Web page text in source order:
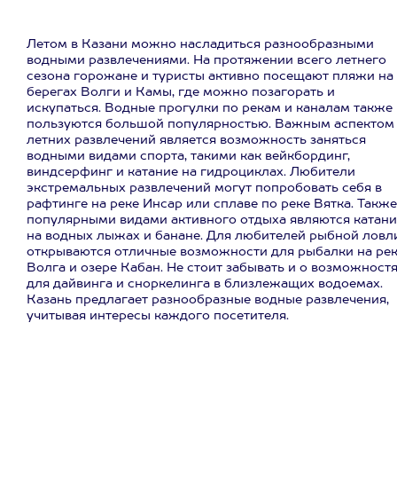
Летом в Казани можно насладиться разнообразными
водными развлечениями. На протяжении всего летнего
сезона горожане и туристы активно посещают пляжи на
берегах Волги и Камы, где можно позагорать и
искупаться. Водные прогулки по рекам и каналам также
пользуются большой популярностью. Важным аспектом
летних развлечений является возможность заняться
водными видами спорта, такими как вейкбординг,
виндсерфинг и катание на гидроциклах. Любители
экстремальных развлечений могут попробовать себя в
рафтинге на реке Инсар или сплаве по реке Вятка. Также
популярными видами активного отдыха являются
на водных лыжах и банане. Для любителей рыбной
открываются отличные возможности для рыбалки на
Волга и озере Кабан. Не стоит забывать и о
для дайвинга и сноркелинга в близлежащих водоемах.
Казань предлагает разнообразные водные развлечения,
учитывая интересы каждого посетителя.